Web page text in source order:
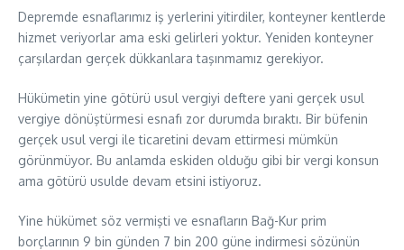
Depremde esnaflarımız iş yerlerini yitirdiler, konteyner kentlerde
hizmet veriyorlar ama eski gelirleri yoktur. Yeniden konteyner
çarşılardan gerçek dükkanlara taşınmamız gerekiyor.
Hükümetin yine götürü usul vergiyi deftere yani gerçek usul
vergiye dönüştürmesi esnafı zor durumda bıraktı. Bir büfenin
gerçek usul vergi ile ticaretini devam ettirmesi mümkün
görünmüyor. Bu anlamda eskiden olduğu gibi bir vergi konsun
ama götürü usulde devam etsini istiyoruz.
Yine hükümet söz vermişti ve esnafların Bağ-Kur prim
borçlarının 9 bin günden 7 bin 200 güne indirmesi sözünün